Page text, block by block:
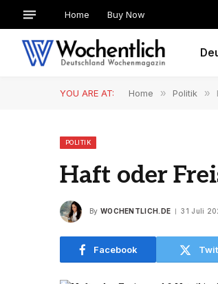
Home Buy Now
YOU ARE AT: Home » Politik »
POLITIK
Haft oder
By WOCHENTLICH.DE 31 Juli
Facebook